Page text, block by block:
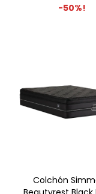
50
Colchón